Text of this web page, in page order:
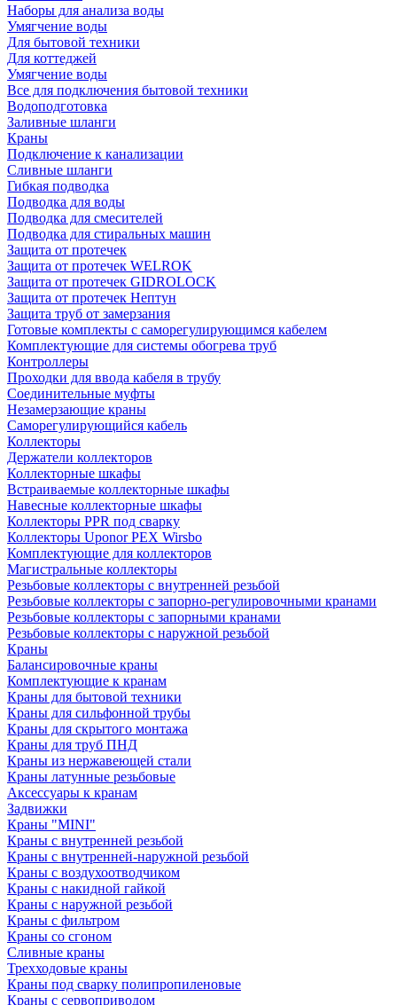
Наборы для анализа воды
Умягчение воды
Для бытовой техники
Для коттеджей
Умягчение воды
Все для подключения бытовой техники
Водоподготовка
Заливные шланги
Краны
Подключение к канализации
Сливные шланги
Гибкая подводка
Подводка для воды
Подводка для смесителей
Подводка для стиральных машин
Защита от протечек
Защита от протечек WELROK
Защита от протечек GIDROLOCK
Защита от протечек Нептун
Защита труб от замерзания
Готовые комплекты с саморегулирующимся кабелем
Комплектующие для системы обогрева труб
Контроллеры
Проходки для ввода кабеля в трубу
Соединительные муфты
Незамерзающие краны
Саморегулирующийся кабель
Коллекторы
Держатели коллекторов
Коллекторные шкафы
Встраиваемые коллекторные шкафы
Навесные коллекторные шкафы
Коллекторы PPR под сварку
Коллекторы Uponor PEX Wirsbo
Комплектующие для коллекторов
Магистральные коллекторы
Резьбовые коллекторы с внутренней резьбой
Резьбовые коллекторы с запорно-регулировочными кранами
Резьбовые коллекторы с запорными кранами
Резьбовые коллекторы с наружной резьбой
Краны
Балансировочные краны
Комплектующие к кранам
Краны для бытовой техники
Краны для сильфонной трубы
Краны для скрытого монтажа
Краны для труб ПНД
Краны из нержавеющей стали
Краны латунные резьбовые
Аксессуары к кранам
Задвижки
Краны "MINI"
Краны с внутренней резьбой
Краны с внутренней-наружной резьбой
Краны с воздухоотводчиком
Краны с накидной гайкой
Краны с наружной резьбой
Краны с фильтром
Краны со сгоном
Сливные краны
Трехходовые краны
Краны под сварку полипропиленовые
Краны с сервоприводом